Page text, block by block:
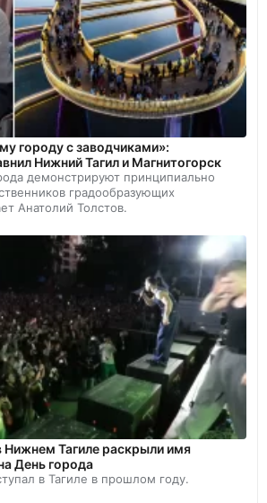
городу с заводчиками»:
Нижний Тагил и Магнитогорск
демонстрируют принципиально
градообразующих
Анатолий Толстов.
Нижнем Тагиле раскрыли имя
День города
в Тагиле в прошлом году.